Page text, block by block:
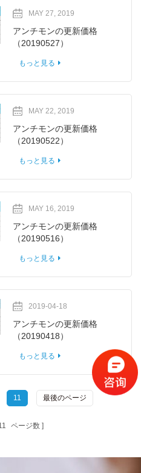
MAY 27, 2019
アンチモンの更新価格
（20190527）
もっと見る
MAY 22, 2019
アンチモンの更新価格
（20190522）
もっと見る
MAY 16, 2019
アンチモンの更新価格
（20190516）
もっと見る
2019-04-18
アンチモンの更新価格
（20190418）
もっと見る
11 最後のページ
ページ数